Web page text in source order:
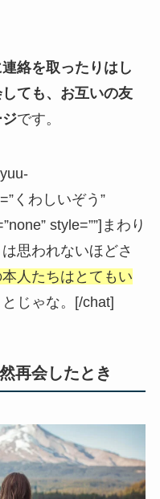
絡を取ったりはし
ても、お互いの友
です。
くわしいぞう”
style=””]まわり
思われないほどさ
人たちはとてもい
じゃな。[/chat]
再会したとき